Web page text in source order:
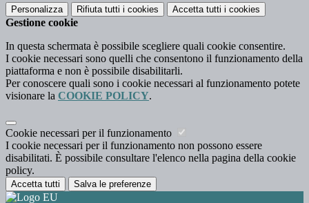
Personalizza Rifiuta tutti i cookies Accetta tutti i cookies
Gestione cookie
In questa schermata è possibile scegliere quali cookie consentire.
I cookie necessari sono quelli che consentono il funzionamento della
piattaforma e non è possibile disabilitarli.
Per conoscere quali sono i cookie necessari al funzionamento potete
visionare la COOKIE POLICY.
Cookie necessari per il funzionamento
I cookie necessari per il funzionamento non possono essere
disabilitati. È possibile consultare l'elenco nella pagina della cookie
policy.
Accetta tutti Salva le preferenze